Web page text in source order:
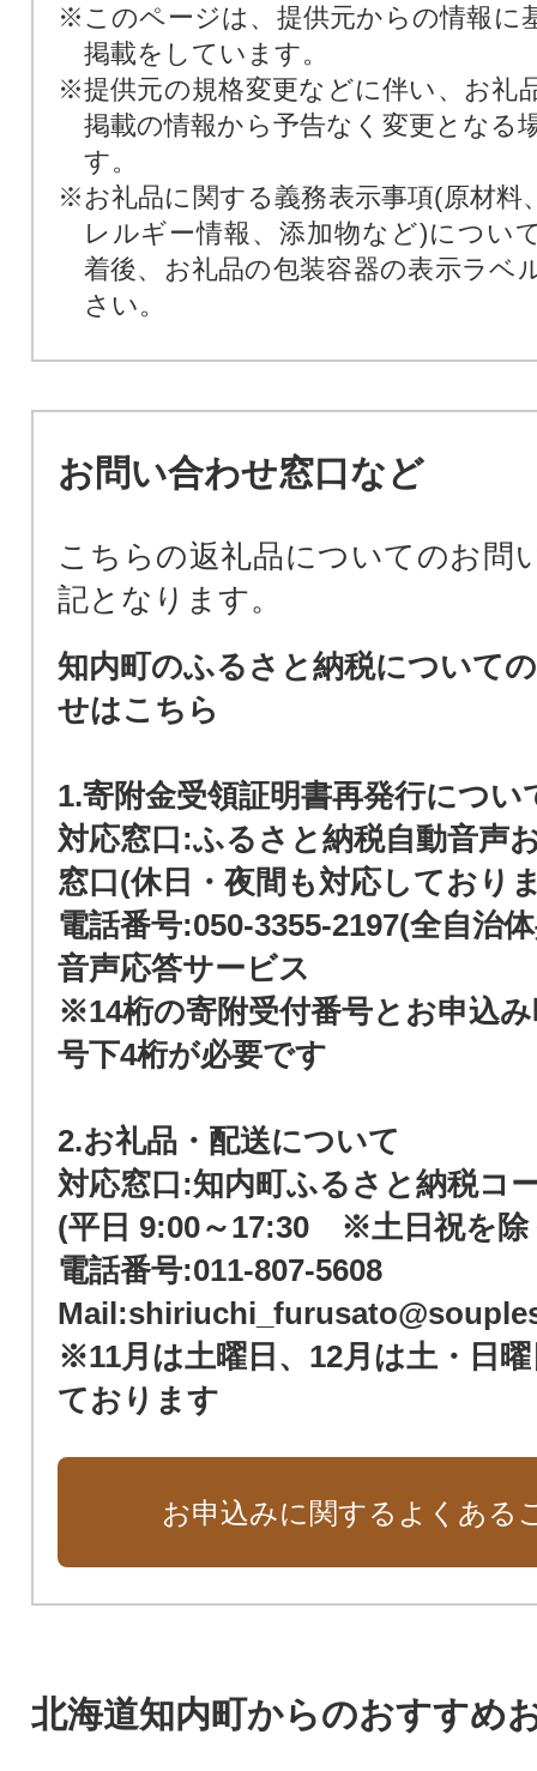
※このページは、提供元からの情報に
掲載をしています。
※提供元の規格変更などに伴い、お礼
掲載の情報から予告なく変更となる
す。
※お礼品に関する義務表示事項(原材料
レルギー情報、添加物など)につい
着後、お礼品の包装容器の表示ラベ
さい。
お問い合わせ窓口など
こちらの返礼品についてのお問
記となります。
知内町のふるさと納税について
せはこちら
1.寄附金受領証明書再発行につい
対応窓口:ふるさと納税自動音声
窓口(休日・夜間も対応しており
電話番号:050-3355-2197(全自治
音声応答サービス
※14桁の寄附受付番号とお申込
号下4桁が必要です
2.お礼品・配送について
対応窓口:知内町ふるさと納税コ
(平日 9:00～17:30 ※土日祝を除
電話番号:011-807-5608
※11月は土曜日、12月は土・日
ております
お申込みに関するよくある
北海道知内町からのおすすめ